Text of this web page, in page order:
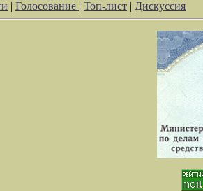
| Голосование | Топ-лист | Дискуссия